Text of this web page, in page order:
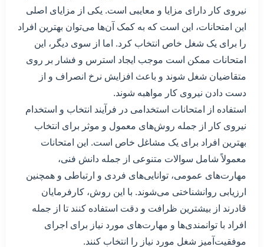
نیروی کار دارای مزایا و معایبی است. یکی از مزایای اصلی
این امتحانات، این است که به کمک آن‌ها می‌توان بهترین افراد
را برای یک شغل خاص انتخاب کرد. اما از سوی دیگر، این
امتحانات ممکن است موجب ایجاد استرس و فشار بر روی
متقاضیان شغل شوند و باعث افزایش نرخ انصراف و از
دست دادن نیروی کار مواهبه شوند.
استفاده از امتحانات استخدامی در فرآیند انتخاب و استخدام
نیروی کار از جمله روش‌های معمول و موثر برای انتخاب
بهترین افراد برای یک مشاغل خاص است. این امتحانات
معمولاً شامل سوالات متنوعی از جمله دانش فنی،
مهارت‌های عمومی، توانایی‌های فردی و ارتباطی و همچنین
ارزیابی روانشناختی می‌شوند. با این روش، کارفرمایان
قادرند از بیشترین ظرافت و دقت استفاده کنند تا از جمله
افراد با توانمندی‌ها و مهارت‌های مورد نیاز برای اجرای
موفقیت‌آمیز شغل مورد نیاز را انتخاب کنند.